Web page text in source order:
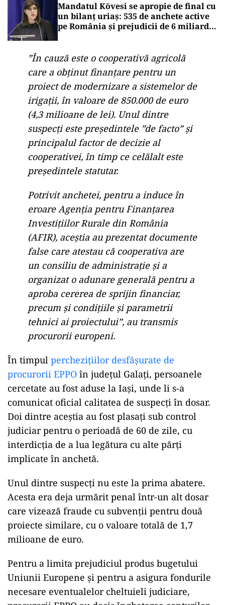
Mandatul Kövesi se apropie de final cu
un bilanț uriaș: 535 de anchete active
pe România și prejudicii de 6 miliarde
”În cauză este o cooperativă agricolă
care a obţinut finanţare pentru un
proiect de modernizare a sistemelor de
irigaţii, în valoare de 850.000 de euro
(4,3 milioane de lei). Unul dintre
suspecţi este preşedintele ”de facto” şi
principalul factor de decizie al
cooperativei, în timp ce celălalt este
preşedintele statutar.
Potrivit anchetei, pentru a induce în
eroare Agenţia pentru Finanţarea
Investiţiilor Rurale din România
(AFIR), aceştia au prezentat documente
false care atestau că cooperativa are
un consiliu de administraţie şi a
organizat o adunare generală pentru a
aproba cererea de sprijin financiar,
precum şi condiţiile şi parametrii
tehnici ai proiectului”, au transmis
procurorii europeni.
În timpul perchezițiilor desfășurate de
procurorii EPPO în județul Galați, persoanele
cercetate au fost aduse la Iași, unde li s-a
comunicat oficial calitatea de suspecți în dosar.
Doi dintre aceștia au fost plasați sub control
judiciar pentru o perioadă de 60 de zile, cu
interdicția de a lua legătura cu alte părți
implicate în anchetă.
Unul dintre suspecți nu este la prima abatere.
Acesta era deja urmărit penal într-un alt dosar
care vizează fraude cu subvenții pentru două
proiecte similare, cu o valoare totală de 1,7
milioane de euro.
Pentru a limita prejudiciul produs bugetului
Uniunii Europene și pentru a asigura fondurile
necesare eventualelor cheltuieli judiciare,